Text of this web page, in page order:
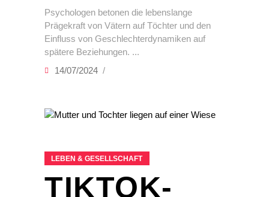
Psychologen betonen die lebenslange
Prägekraft von Vätern auf Töchter und den
Einfluss von Geschlechterdynamiken auf
spätere Beziehungen.
14/07/2024
LEBEN & GESELLSCHAFT
TIKTOK-